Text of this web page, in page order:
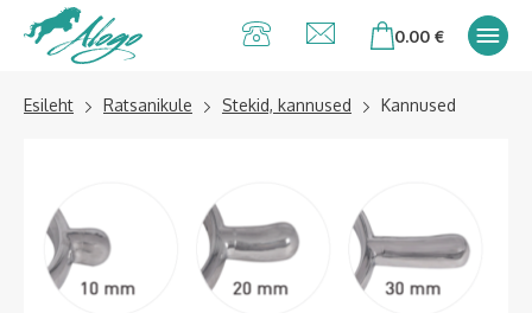
Alogo Hobu ja
ratsavarustus
0.00 €
Esileht Ratsanikule Stekid, kannused Kannused